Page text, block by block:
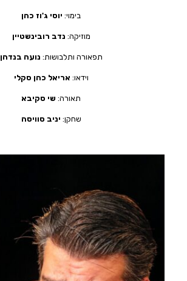
בימוי: יוסי ג'וז כהן
מוזיקה: נדב רובינשטיין
תפאורה ותלבושות: נועה בנדהן
וידאו: אריאל כהן סקלי
תאורה: שי סקיבא
שחקן: יניב סוויסה